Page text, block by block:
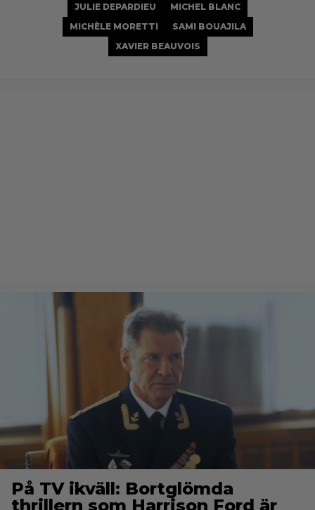
JULIE DEPARDIEU
MICHEL BLANC
MICHÈLE MORETTI
SAMI BOUAJILA
XAVIER BEAUVOIS
På TV ikväll: Bortglömda
thrillern som Harrison Ford är